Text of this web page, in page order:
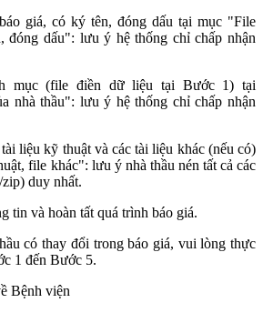
giá, có ký tên, đóng dấu tại mục "File
đóng dấu": lưu ý hệ thống chỉ chấp nhận
mục (file điền dữ liệu tại Bước 1) tại
nhà thầu": lưu ý hệ thống chỉ chấp nhận
liệu kỹ thuật và các tài liệu khác (nếu có)
file khác": lưu ý nhà thầu nén tất cả các
duy nhất.
tin và hoàn tất quá trình báo giá.
có thay đổi trong báo giá, vui lòng thực
1 đến Bước 5.
Bệnh viện